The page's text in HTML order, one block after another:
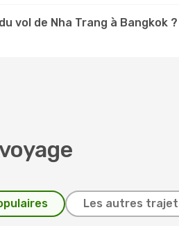
vol de Nha Trang à Bangkok ?
Les autres